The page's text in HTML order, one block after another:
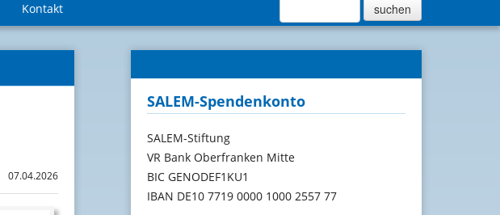
Kontakt
07.04.2026
SALEM-Spendenkonto
SALEM-Stiftung
VR Bank Oberfranken Mitte
BIC GENODEF1KU1
IBAN DE10 7719 0000 1000 2557 77